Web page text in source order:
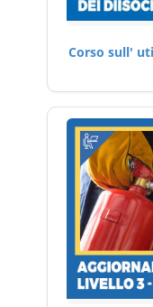
Corso sull'